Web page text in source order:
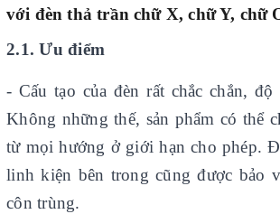
với đèn thả trần chữ X, chữ Y, chữ
2.1. Ưu điểm
- Cấu tạo của đèn rất chắc chắn, độ
Không những thế, sản phẩm có thể
từ mọi hướng ở giới hạn cho phép.
linh kiện bên trong cũng được bảo
côn trùng.